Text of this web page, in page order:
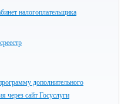
налогоплательщика
дополнительного
через сайт Госуслуги